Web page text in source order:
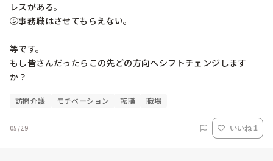
レスがある。
⑤事務職はさせてもらえない。
等です。
もし皆さんだったらこの先どの方向へシフトチェンジします
か？
訪問介護 モチベーション 転職 職場
05/29 いいね 1